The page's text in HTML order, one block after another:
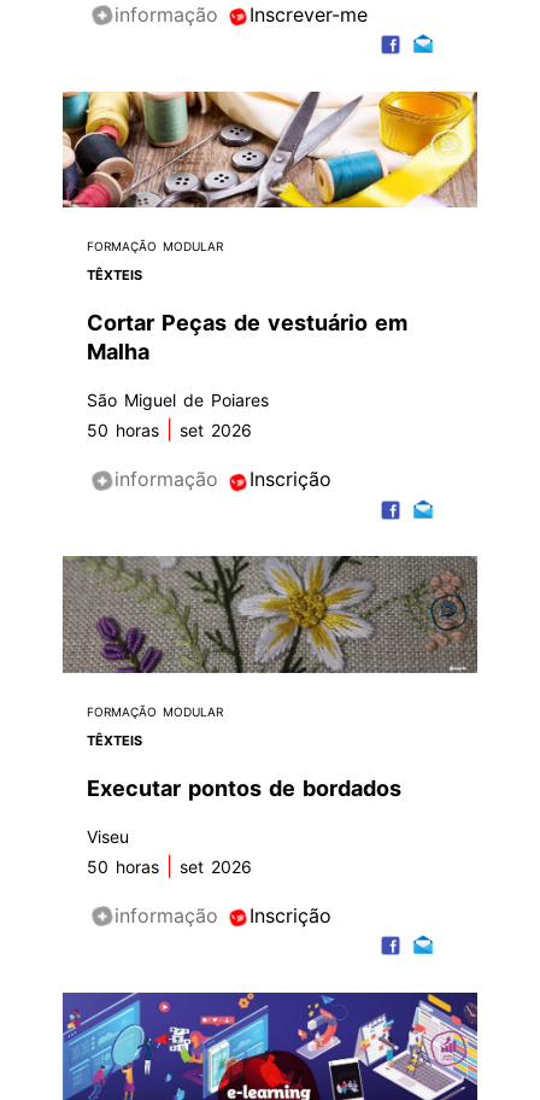
informação Inscrever-me
FORMAÇÃO MODULAR
TÊXTEIS
Cortar Peças de vestuário em
Malha
São Miguel de Poiares
50 horas
set 2026
informação Inscrição
FORMAÇÃO MODULAR
TÊXTEIS
Executar pontos de bordados
Viseu
50 horas
set 2026
informação Inscrição